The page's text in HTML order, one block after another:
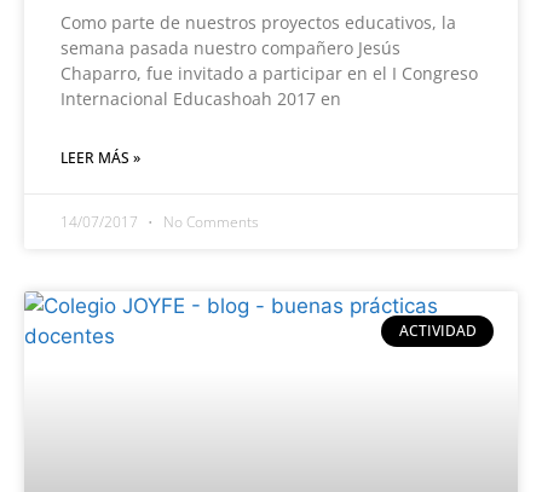
Como parte de nuestros proyectos educativos, la
semana pasada nuestro compañero Jesús
Chaparro, fue invitado a participar en el I Congreso
Internacional Educashoah 2017 en
LEER MÁS »
14/07/2017 No Comments
ACTIVIDAD